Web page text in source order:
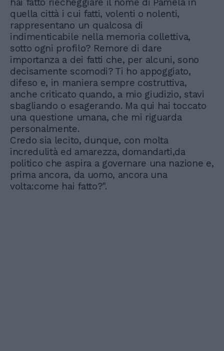
hai fatto riecheggiare il nome di Pamela in
quella città i cui fatti, volenti o nolenti,
rappresentano un qualcosa di
indimenticabile nella memoria collettiva,
sotto ogni profilo? Remore di dare
importanza a dei fatti che, per alcuni, sono
decisamente scomodi? Ti ho appoggiato,
difeso e, in maniera sempre costruttiva,
anche criticato quando, a mio giudizio, stavi
sbagliando o esagerando. Ma qui hai toccato
una questione umana, che mi riguarda
personalmente.
Credo sia lecito, dunque, con molta
incredulità ed amarezza, domandarti,da
politico che aspira a governare una nazione e,
prima ancora, da uomo, ancora una
volta:come hai fatto?".